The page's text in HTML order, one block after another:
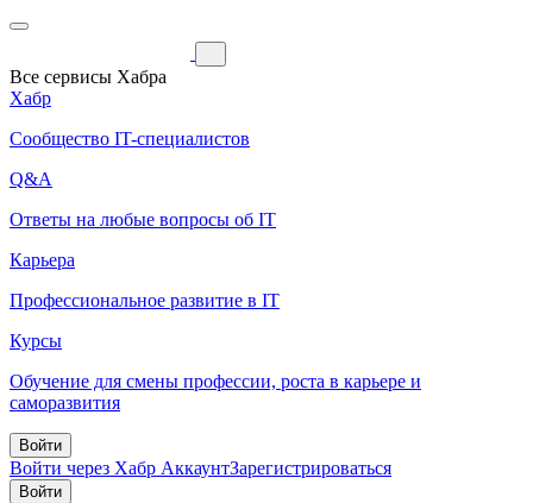
Все сервисы Хабра
Хабр
Сообщество IT-специалистов
Q&A
Ответы на любые вопросы об IT
Карьера
Профессиональное развитие в IT
Курсы
Обучение для смены профессии, роста в карьере и
саморазвития
Войти
Войти через Хабр АккаунтЗарегистрироваться
Войти